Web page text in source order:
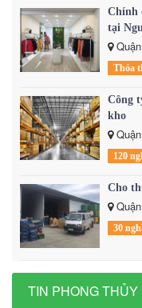
Chính
tại
Thỏa
Công
kho
Quận
120
Cho
30
TIN PHONG THỦY